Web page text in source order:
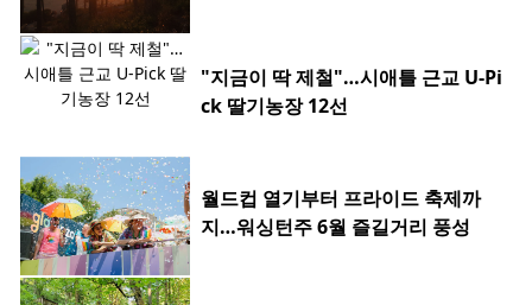
"지금이 딱 제철"…시애틀 근교 U-Pi
ck 딸기농장 12선
월드컵 열기부터 프라이드 축제까
지…워싱턴주 6월 즐길거리 풍성